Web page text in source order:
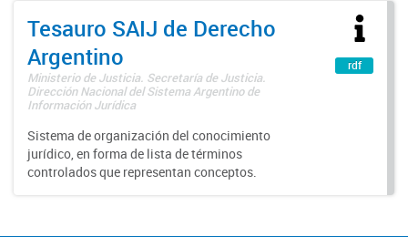
Tesauro SAIJ de Derecho
Argentino
Ministerio de Justicia. Secretaría de Justicia.
Dirección Nacional del Sistema Argentino de
Información Jurídica
Sistema de organización del conocimiento
jurídico, en forma de lista de términos
controlados que representan conceptos.
rdf